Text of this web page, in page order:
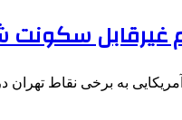
غیرقابل
به برخی نقاط تهران